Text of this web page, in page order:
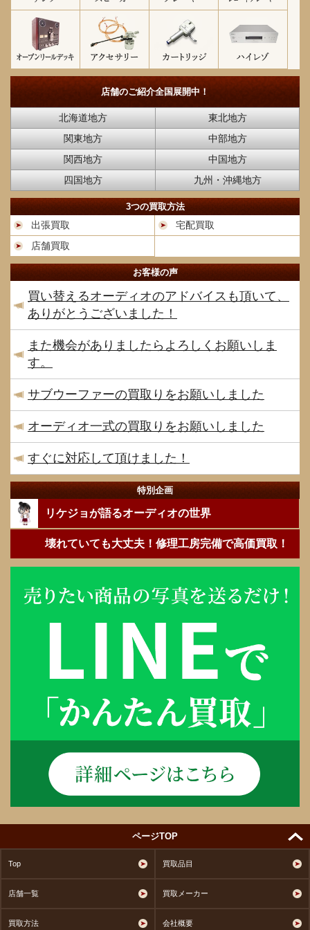
店舗のご紹介全国展開中！
北海道地方
東北地方
関東地方
中部地方
関西地方
中国地方
四国地方
九州・沖縄地方
3つの買取方法
出張買取
宅配買取
店舗買取
お客様の声
買い替えるオーディオのアドバイスも頂いて、
ありがとうございました！
また機会がありましたらよろしくお願いしま
す。
サブウーファーの買取りをお願いしました
オーディオ一式の買取りをお願いしました
すぐに対応して頂けました！
特別企画
リケジョが語るオーディオの世界
壊れていても大丈夫！修理工房完備で高価買取！
ページTOP
Top 買取品目
店舗一覧 買取メーカー
買取方法 会社概要